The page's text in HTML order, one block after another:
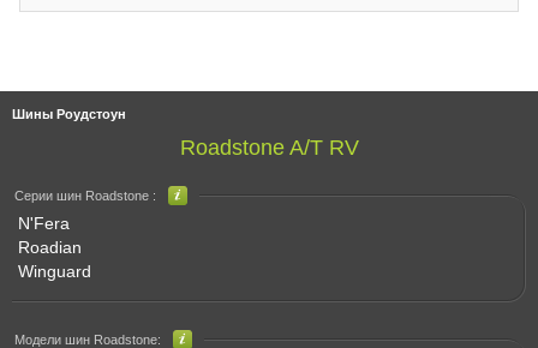
Шины Роудстоун
Roadstone A/T RV
Серии шин Roadstone :
N'Fera
Roadian
Winguard
Модели шин Roadstone: